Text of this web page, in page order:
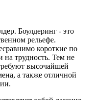
Боулдеринг - это
рельефе.
короткие по
на трудность. Тем не
высочайшей
а также отличной